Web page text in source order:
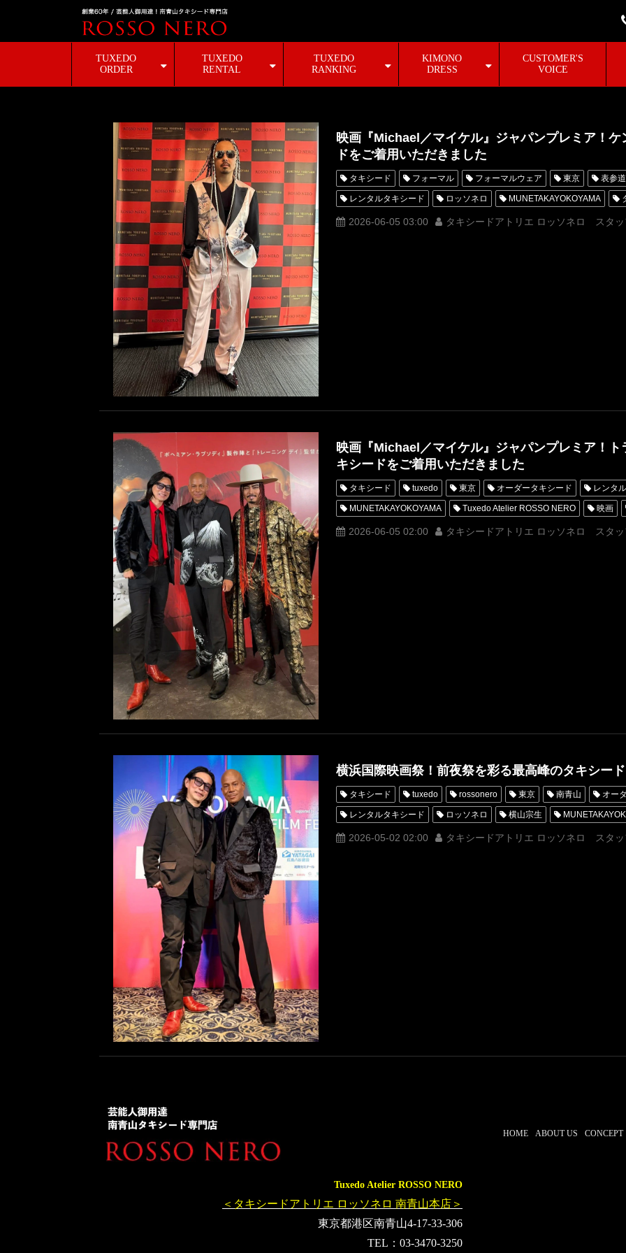
TUXEDO
ORDER
TUXEDO
RENTAL
TUXEDO
RANKING
KIMONO
DRESS
CUSTOMER'S
VOICE
映画『Michael／マイケル』ジャパンプレミア！
ドをご着用いただきました
タキシード フォーマル フォーマルウェア 東京 表参道
レンタルタキシード ロッソネロ MUNETAKAYOKOYAMA
ROSSONERO トラヴィスペイン ケントモリ マイケルジャ
2026-06-05 03:00 タキシードアトリエ ロッソネロ スタッ
映画『Michael／マイケル』ジャパンプレミア！ト
キシードをご着用いただきました
タキシード tuxedo 東京 オーダータキシード レンタ
MUNETAKAYOKOYAMA Tuxedo Atelier ROSSO NERO 映画
Travis Payne Kento Mori トラヴィスペイン ケントモリ
2026-06-05 02:00 タキシードアトリエ ロッソネロ スタッ
横浜国際映画祭！前夜祭を彩る最高峰のタキシード
タキシード tuxedo rossonero 東京 南青山 オー
レンタルタキシード ロッソネロ 横山宗生
タキシードアトリエ ロッソネロ オーダータキシード東京 レン
2026-05-02 02:00 タキシードアトリエ ロッソネロ スタッ
Tuxedo Atelier ROSSO NERO
＜タキシードアトリエ ロッソネロ 南青山本店＞
東京都港区南青山4-17-33-306
TEL：03-3470-3250
HOME ABOUT US CONCEPT